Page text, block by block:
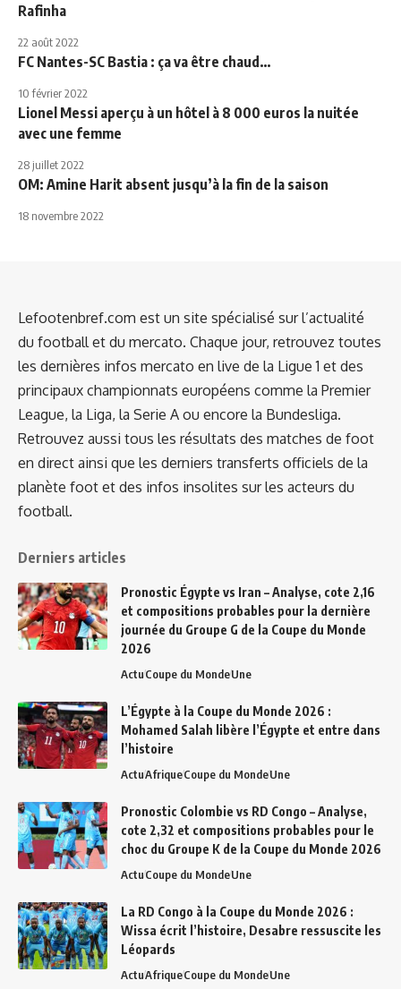
Rafinha
22 août 2022
FC Nantes-SC Bastia : ça va être chaud…
10 février 2022
Lionel Messi aperçu à un hôtel à 8 000 euros la nuitée
avec une femme
28 juillet 2022
OM: Amine Harit absent jusqu’à la fin de la saison
18 novembre 2022
Lefootenbref.com est un site spécialisé sur l’actualité
du football et du mercato. Chaque jour, retrouvez toutes
les dernières infos mercato en live de la Ligue 1 et des
principaux championnats européens comme la Premier
League, la Liga, la Serie A ou encore la Bundesliga.
Retrouvez aussi tous les résultats des matches de foot
en direct ainsi que les derniers transferts officiels de la
planète foot et des infos insolites sur les acteurs du
football.
Derniers articles
Pronostic Égypte vs Iran – Analyse, cote 2,16
et compositions probables pour la dernière
journée du Groupe G de la Coupe du Monde
2026
ActuCoupe du MondeUne
L’Égypte à la Coupe du Monde 2026 :
Mohamed Salah libère l’Égypte et entre dans
l’histoire
ActuAfriqueCoupe du MondeUne
Pronostic Colombie vs RD Congo – Analyse,
cote 2,32 et compositions probables pour le
choc du Groupe K de la Coupe du Monde 2026
ActuCoupe du MondeUne
La RD Congo à la Coupe du Monde 2026 :
Wissa écrit l’histoire, Desabre ressuscite les
Léopards
ActuAfriqueCoupe du MondeUne